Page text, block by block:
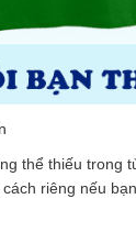
thể thiếu trong
riêng nếu